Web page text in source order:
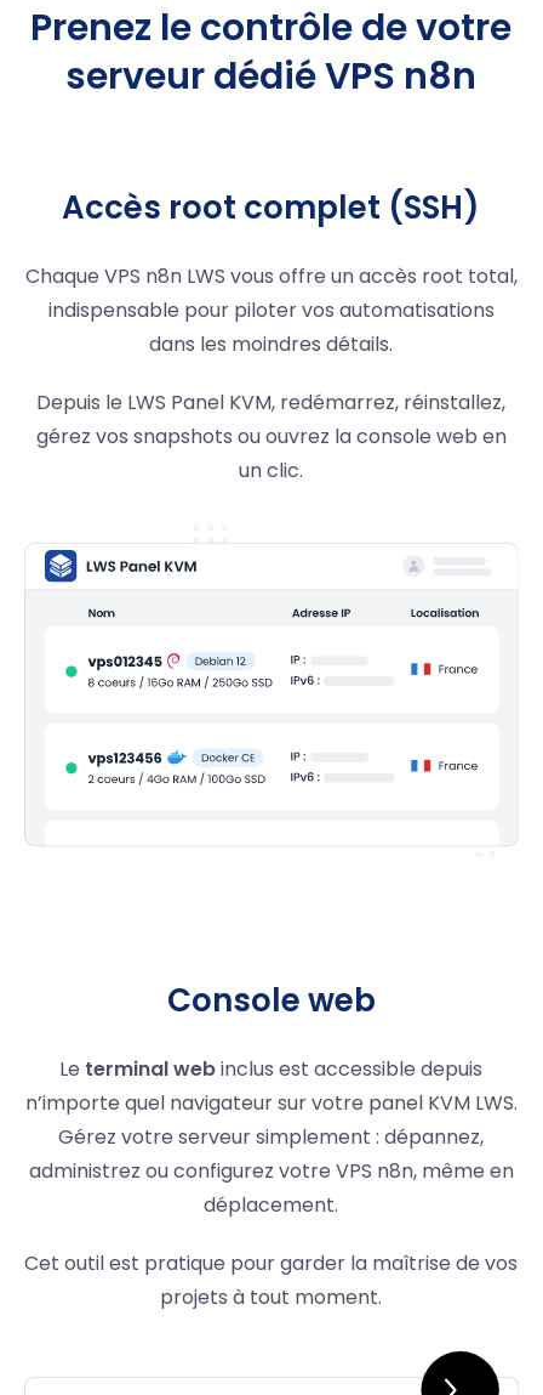
Prenez le contrôle de votre
serveur dédié VPS n8n
Accès root complet (SSH)
Chaque VPS n8n LWS vous offre un accès root total,
indispensable pour piloter vos automatisations
dans les moindres détails.
Depuis le LWS Panel KVM, redémarrez, réinstallez,
gérez vos snapshots ou ouvrez la console web en
un clic.
Console web
Le terminal webinclus est accessible depuis
n’importe quel navigateur sur votre panel KVM LWS.
Gérez votre serveur simplement : dépannez,
administrez ou configurez votre VPS n8n, même en
déplacement.
Cet outil est pratique pour garder la maîtrise de vos
projets à tout moment.